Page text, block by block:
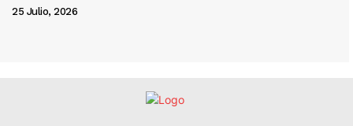
25 Julio, 2026